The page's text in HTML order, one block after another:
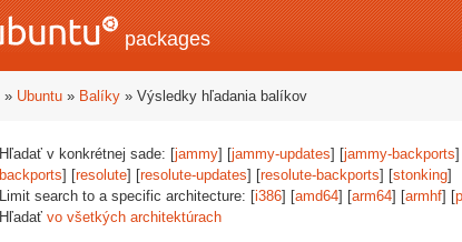
packages
» Ubuntu » Balíky » Výsledky hľadania balíkov
Hľadať v konkrétnej sade: [jammy] [jammy-updates] [jammy-backports
backports] [resolute] [resolute-updates] [resolute-backports] [stonking]
Limit search to a specific architecture: [i386] [amd64] [arm64] [armhf] [
Hľadať vo všetkých architektúrach